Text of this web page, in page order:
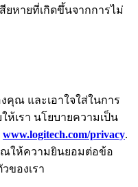
ยหายที่เกิดขึ้นจากการไม่
คุณ และเอาใจใส่ในการ
เรา นโยบายความเป็น
www.logitech.com/privacy.
ณให้ความยินยอมต่อข้อ
ของเรา